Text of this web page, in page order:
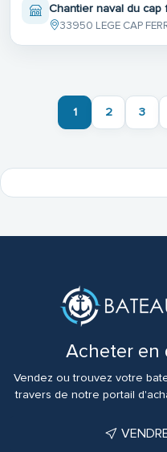
Chantier naval du cap
33950 LEGE CAP
1 2 3
Acheter en
Vendez ou trouvez votre
travers de notre portail